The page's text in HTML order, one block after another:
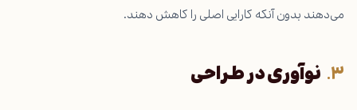
می‌دهند بدون آنکه کارایی اصلی را کاهش دهند.
نوآوری در طراحی